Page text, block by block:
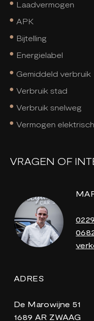
Laadvermogen
APK
Bijtelling
Energielabel
Gemiddeld verbruik
Verbruik stad
Verbruik snelweg
Vermogen elektrisch
VRAGEN OF
ADRES
De Marowijne 51
1689 AR ZWAAG